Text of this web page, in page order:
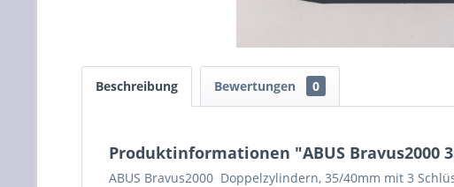
Beschreibung Bewertungen 0
Produktinformationen "ABUS Bravus2000
ABUS Bravus2000 Doppelzylindern, 35/40mm mit 3